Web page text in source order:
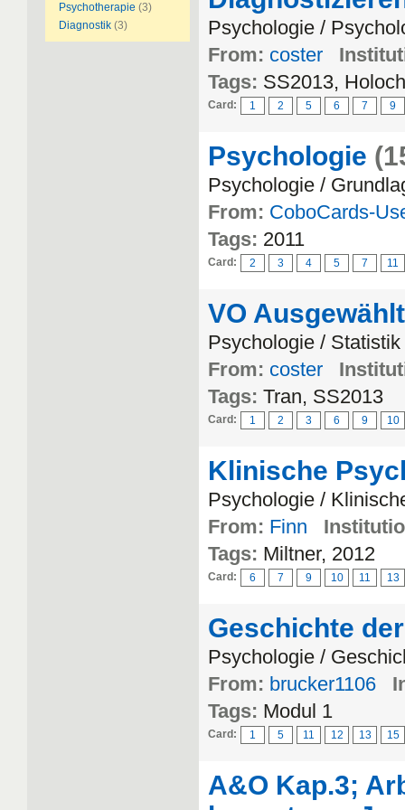
Psychotherapie (3)
Diagnostik (3)
Psychologie /
From: coster
Tags: SS2013,
Card: 1 2 5 6 7 9
Psychologie
Psychologie /
From: CoboCards-
Tags: 2011
Card: 2 3 4 5 7 11
VO
Psychologie / Statistik
From: coster
Tags: Tran, SS2013
Card: 1 2 3 6 9 10
Klinische
Psychologie /
From: Finn
Tags: Miltner, 2012
Card: 6 7 9 10 11 13
Geschichte
Psychologie /
From: brucker1106
Tags: Modul 1
Card: 1 5 11 12 13 15
A&O Kap.3;